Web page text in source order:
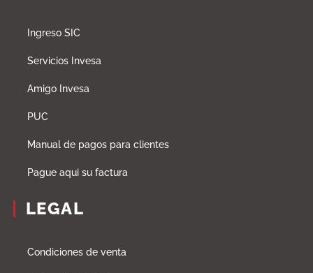
Ingreso SIC
Servicios Invesa
Amigo Invesa
PUC
Manual de pagos para clientes
Pague aqui su factura
LEGAL
Condiciones de venta